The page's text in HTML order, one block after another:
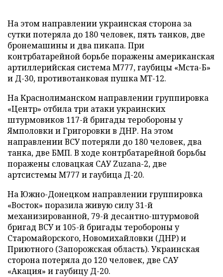
На этом направлении украинская сторона за
сутки потеряла до 180 человек, пять танков, две
бронемашины и два пикапа. При
контрбатарейной борьбе поражены американская
артиллерийская система М777, гаубицы «Мста-Б»
и Д-30, противотанковая пушка МТ-12.
На Краснолиманском направлении группировка
«Центр» отбила три атаки украинских
штурмовиков 117-й бригады теробороны у
Ямполовки и Григоровки в ДНР. На этом
направлении ВСУ потеряли до 180 человек, два
танка, две БМП. В ходе контрбатарейной борьбы
поражены словацкая САУ Zuzana-2, две
артсистемы М777 и гаубица Д-20.
На Южно-Донецком направлении группировка
«Восток» поразила живую силу 31-й
механизированной, 79-й десантно-штурмовой
бригад ВСУ и 105-й бригады теробороны у
Старомайорского, Новомихайловки (ДНР) и
Приютного (Запорожская область). Украинская
сторона потеряла до 120 человек, две САУ
«Акация» и гаубицу Д-20.